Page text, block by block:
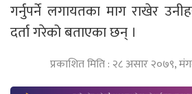
गर्नुपर्ने लगायतका माग राखेर
दर्ता गरेको बताएका छन् ।
प्रकाशित मिति : २८ असार २०७९,